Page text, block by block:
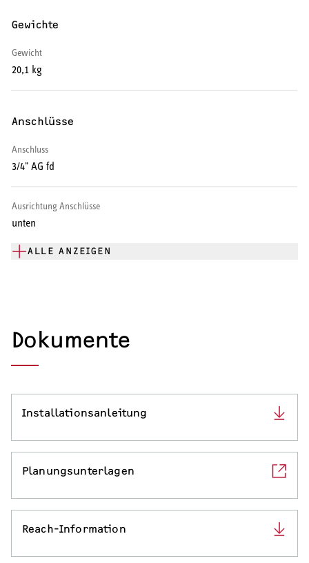
WARMWASSER
Durchlauferhitzer
Warmwasserspeicher
Warmwasser-Wärmepumpe
Wohnungsstationen
Kochendwassergeräte
Händetrockner
Lüftungsanlagen
SERVICE
Serviceleistungen
Gewichte
Gewicht
20,1 kg
Anschlüsse
Anschluss
3/4" AG fd
Ausrichtung Anschlüsse
unten
ALLE ANZEIGEN
Dokumente
Installationsanleitung
Planungsunterlagen
Reach-Information